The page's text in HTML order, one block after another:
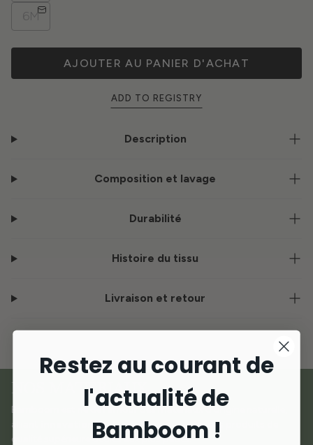
6M
AJOUTER AU PANIER D'ACHAT
ADD TO REGISTRY
Description
Composition et lavage
Durabilité
Histoire du tissu
Livraison et retour
NOS MATÉRIAUX
Bamboom est né de l'amour des matériaux d'origine naturelle,
alliant
innovation et durabilité pour créer des produits de
qualité supérieure dédiés aux plus petits.
Restez au courant de
l'actualité de
Bamboom !